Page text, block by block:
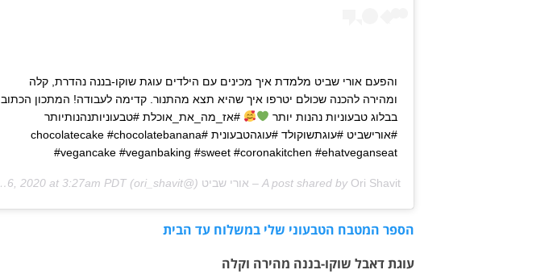
והפעם אורי שביט מלמדת איך מכינים עם הילדים עוגת שוקו-בננה נהדרת, קלה
ומהירה להכנה שכולם יטרפו איך שהיא תצא מהתנור. קדימה לעבודה! המתכון הכתוב
בבלוג טבעוניות נהנות יותר
#אז_מה_את_אוכלת #טבעוניותנהנותיותר
#אורישביט #עוגתשוקולד #עוגהטבעונית #chocolatecake #chocolatebanana
#vegancake #veganbaking #sweet #coronakitchen #ehatveganseat
A post shared by Ori Shavit – אורי שביט (@ori_shavit) on
Mar 16, 2020 at 3:27am PDT
הספר המטבח הטבעוני שלי במשלוח עד הבית
עוגת דאבל שוקו-בננה מהירה וקלה